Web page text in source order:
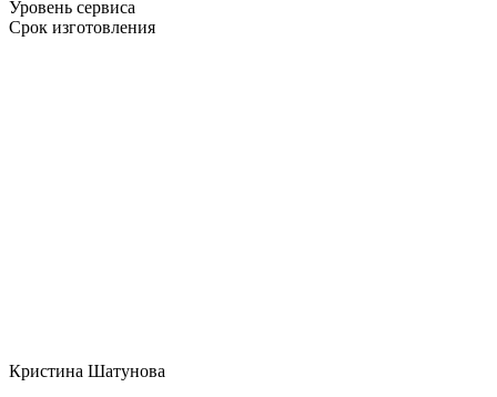
Уровень сервиса
Срок изготовления
Кристина Шатунова